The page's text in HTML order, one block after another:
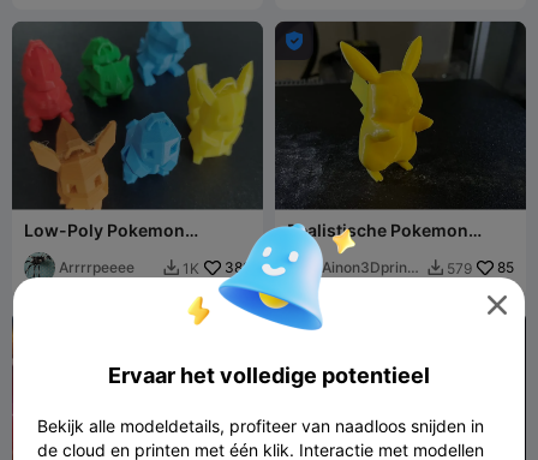
Low-Poly Pokemon
Sleutelhangers
Arrrrpeeee  1K 389

Realistische Pokemon
Pikachu
Ainon3Dprint
 579 85

Ervaar het volledige potentieel
Bekijk alle modeldetails, profiteer van naadloos snijden in
de cloud en printen met één klik. Interactie met modellen